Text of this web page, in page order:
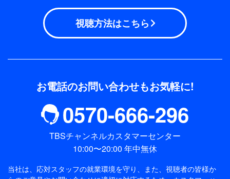
視聴方法はこちら
お電話のお問い合わせもお気軽に!
0570-666-296
TBSチャンネルカスタマーセンター
10:00〜20:00 年中無休
当社は、応対スタッフの就業環境を守り、また、視聴者の皆様か